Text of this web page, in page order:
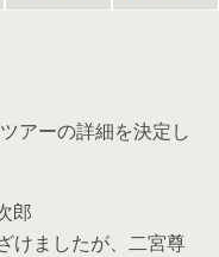
アーの詳細を決定し
郎
けましたが、二宮尊